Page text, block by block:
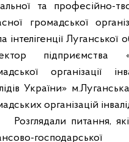
та професійно-
громадської
інтелігенції Луганської
підприємства
організації
України»
організацій
Розглядали питання,